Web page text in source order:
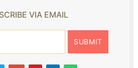
VIA EMAIL